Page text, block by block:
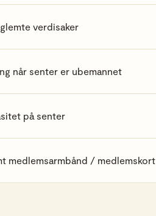
verdisaker
når senter er ubemannet
på senter
medlemsarmbånd / medlemskort